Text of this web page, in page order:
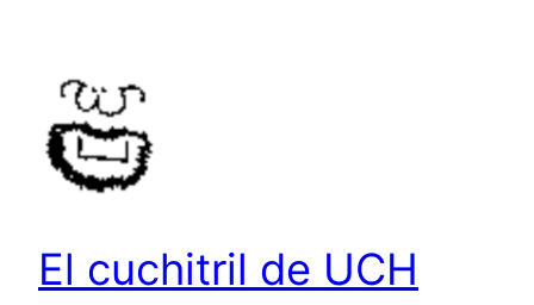
contenido
El cuchitril de UCH